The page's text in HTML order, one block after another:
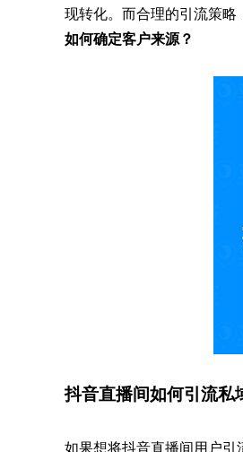
现转化。而合理的引流策
如何确定客户来源？
抖音直播间如何引流私
如果想将抖音直播间用户